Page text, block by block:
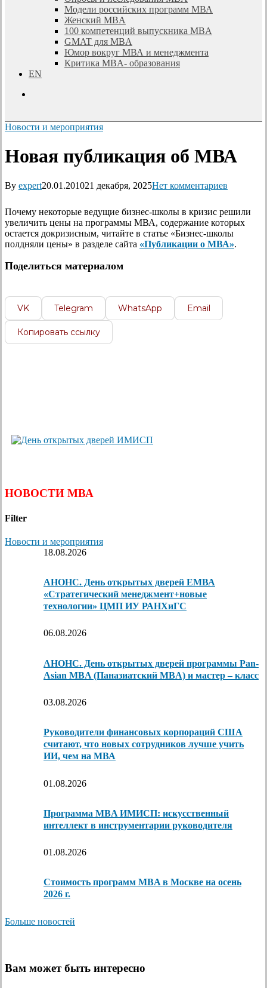
Модели российских программ МВА
Женский MBA
100 компетенций выпускника MBA
GMAT для MBA
Юмор вокруг МВА и менеджмента
Критика MBA- образования
EN
Новости и мероприятия
Новая публикация об МВА
By expert20.01.201021 декабря, 2025Нет комментариев
Почему некоторые ведущие бизнес-школы в кризис решили
увеличить цены на программы МВА, содержание которых
остается докризисным, читайте в статье «Бизнес-школы
полдняли цены» в разделе сайта «Публикации о МВА».
Поделиться материалом
VK Telegram WhatsApp Email
Копировать ссылку
НОВОСТИ МВА
Filter
Новости и мероприятия
18.08.2026
АНОНС. День открытых дверей ЕМВА
«Стратегический менеджмент+новые
технологии» ЦМП ИУ РАНХиГС
06.08.2026
АНОНС. День открытых дверей программы Pan-
Asian MBA (Паназиатский MBA) и мастер – класс
03.08.2026
Руководители финансовых корпораций США
считают, что новых сотрудников лучше учить
ИИ, чем на МВА
01.08.2026
Программа MBA ИМИСП: искусственный
интеллект в инструментарии руководителя
01.08.2026
Стоимость программ MBA в Москве на осень
2026 г.
Больше новостей
Вам может быть интересно